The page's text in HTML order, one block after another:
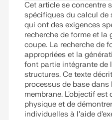
Cet article se concentre
spécifiques du calcul de
qui ont des exigences
recherche de forme et
coupe. La recherche de
appropriées et la
font partie intégrante de
structures. Ce texte
processus de base
membrane. L'objectif est
physique et de
individuelles à l'aide